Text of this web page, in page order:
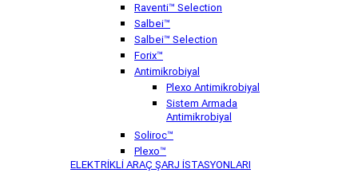
Raventi™ Selection
Salbei™
Salbei™ Selection
Forix™
Antimikrobiyal
Plexo Antimikrobiyal
Sistem Armada
Antimikrobiyal
Soliroc™
Plexo™
ELEKTRİKLİ ARAÇ ŞARJ İSTASYONLARI